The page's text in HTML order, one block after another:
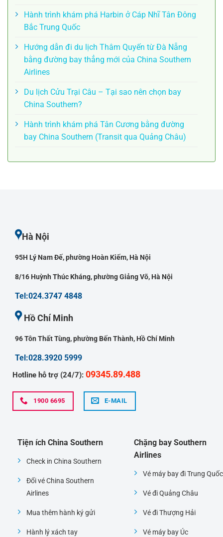
Hành trình khám phá Harbin ở Cáp Nhĩ Tân Đông
Bắc Trung Quốc
Hướng dẫn đi du lịch Thâm Quyến từ Đà Nẵng
bằng đường bay thẳng mới của China Southern
Airlines
Du lịch Cửu Trại Câu – Tại sao nên chọn bay
China Southern?
Hành trình khám phá Tân Cương bằng đường
bay China Southern (Transit qua Quảng Châu)
Hà Nội
95H Lý Nam Đế, phường Hoàn Kiếm, Hà Nội
8/16 Huỳnh Thúc Kháng, phường Giảng Võ, Hà Nội
Tel:024.3747 4848
Hồ Chí Minh
96 Tôn Thất Tùng, phường Bến Thành, Hồ Chí Minh
Tel:028.3920 5999
Hotline hỗ trợ (24/7): 09345.89.488
1900 6695 E-MAIL
Tiện ích China Southern
Check in China Southern
Đổi vé China Southern
Airlines
Mua thêm hành ký gửi
Hành lý xách tay
Chặng bay Southern
Airlines
Vé máy bay đi Trung Quốc
Vé đi Quảng Châu
Vé đi Thượng Hải
Vé máy bay Úc